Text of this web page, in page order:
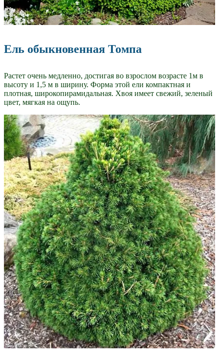
Ель обыкновенная Томпа
Растет очень медленно, достигая во взрослом возрасте 1м в
высоту и 1,5 м в ширину. Форма этой ели компактная и
плотная, широкопирамидальная. Хвоя имеет свежий, зеленый
цвет, мягкая на ощупь.